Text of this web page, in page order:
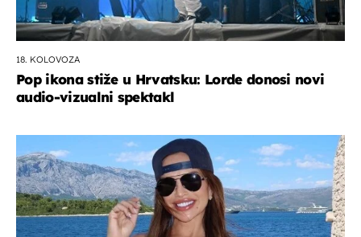
18. KOLOVOZA
Pop ikona stiže u Hrvatsku: Lorde donosi novi
audio-vizualni spektakl